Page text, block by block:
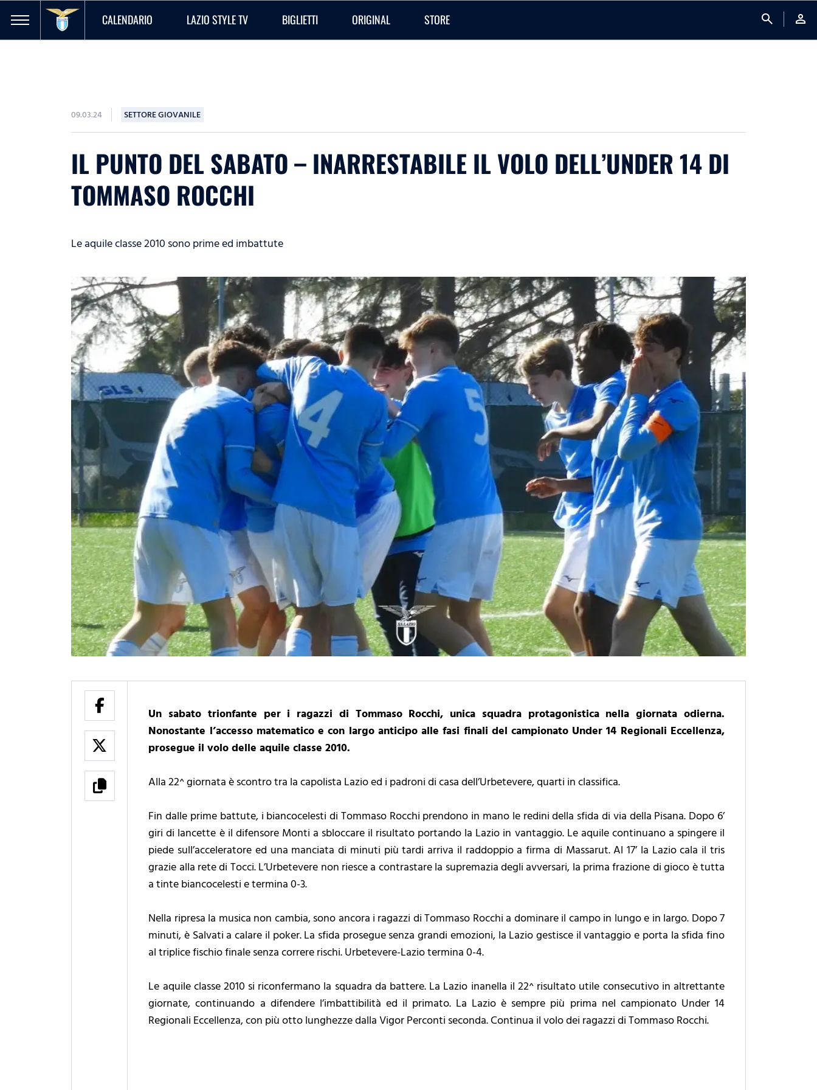
CALENDARIO LAZIO STYLE TV BIGLIETTI ORIGINAL STORE search person
09.03.24 SETTORE GIOVANILE
IL PUNTO DEL SABATO – INARRESTABILE IL VOLO DELL’UNDER 14 DI
TOMMASO ROCCHI
Le aquile classe 2010 sono prime ed imbattute
Un sabato trionfante per i ragazzi di Tommaso Rocchi, unica squadra protagonistica nella giornata odierna.
Nonostante l’accesso matematico e con largo anticipo alle fasi finali del campionato Under 14 Regionali Eccellenza,
prosegue il volo delle aquile classe 2010.
Alla 22^ giornata è scontro tra la capolista Lazio ed i padroni di casa dell’Urbetevere, quarti in classifica.
Fin dalle prime battute, i biancocelesti di Tommaso Rocchi prendono in mano le redini della sfida di via della Pisana. Dopo 6’
giri di lancette è il difensore Monti a sbloccare il risultato portando la Lazio in vantaggio. Le aquile continuano a spingere il
piede sull’acceleratore ed una manciata di minuti più tardi arriva il raddoppio a firma di Massarut. Al 17’ la Lazio cala il tris
grazie alla rete di Tocci. L’Urbetevere non riesce a contrastare la supremazia degli avversari, la prima frazione di gioco è tutta
a tinte biancocelesti e termina 0-3.
Nella ripresa la musica non cambia, sono ancora i ragazzi di Tommaso Rocchi a dominare il campo in lungo e in largo. Dopo 7
minuti, è Salvati a calare il poker. La sfida prosegue senza grandi emozioni, la Lazio gestisce il vantaggio e porta la sfida fino
al triplice fischio finale senza correre rischi. Urbetevere-Lazio termina 0-4.
Le aquile classe 2010 si riconfermano la squadra da battere. La Lazio inanella il 22^ risultato utile consecutivo in altrettante
giornate, continuando a difendere l’imbattibilità ed il primato. La Lazio è sempre più prima nel campionato Under 14
Regionali Eccellenza, con più otto lunghezze dalla Vigor Perconti seconda. Continua il volo dei ragazzi di Tommaso Rocchi.